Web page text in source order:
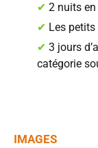
✔2 nuits
✔ Les
✔3 jours
catégorie